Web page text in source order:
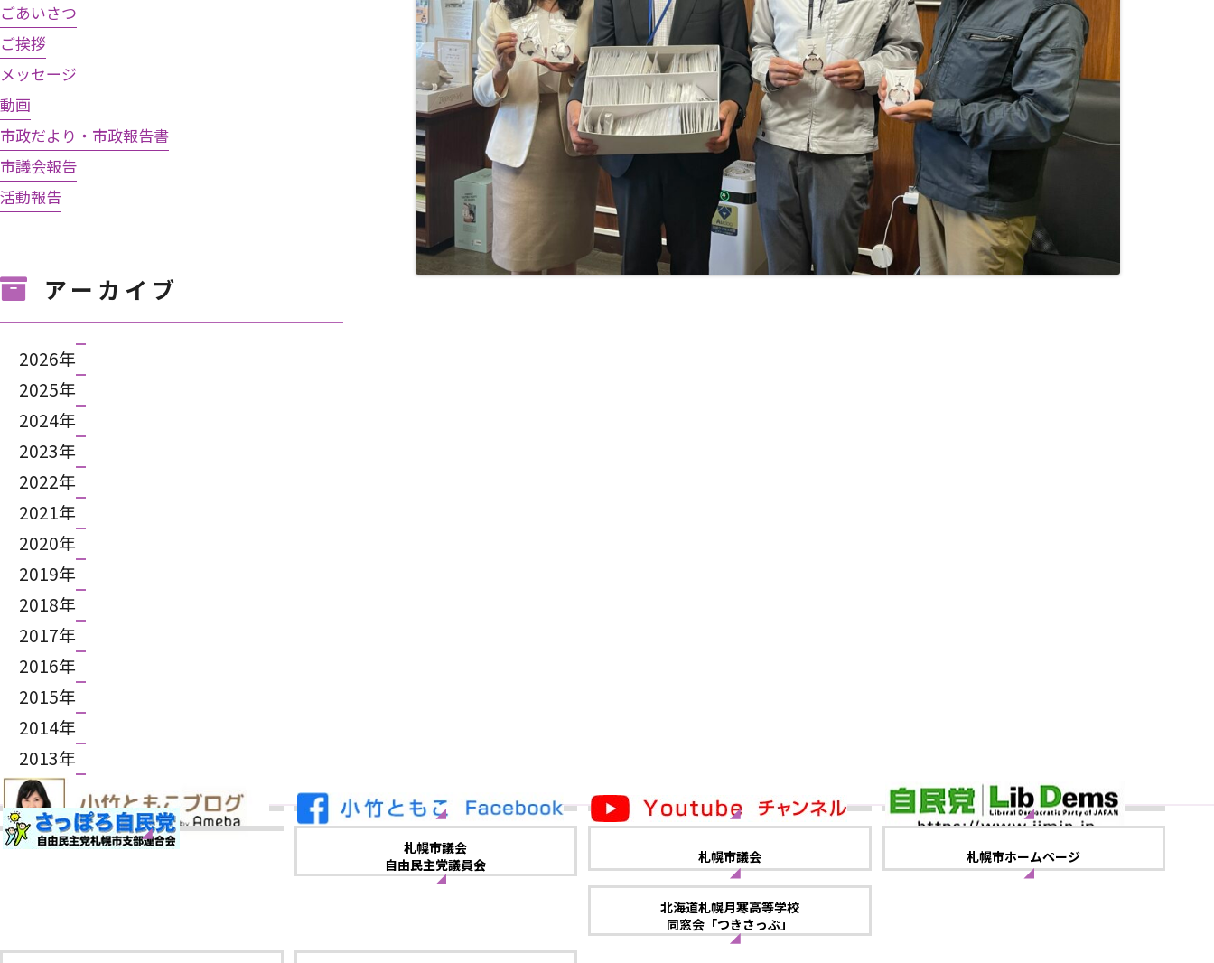
ごあいさつ
ご挨拶
メッセージ
動画
市政だより・市政報告書
市議会報告
活動報告
アーカイブ
2026年
2025年
2024年
2023年
2022年
2021年
2020年
2019年
2018年
2017年
2016年
2015年
2014年
2013年
2012年
札幌市議会
自由民主党議員会
札幌市議会 札幌市ホームページ
北海道札幌月寒高等学校
同窓会「つきさっぷ」